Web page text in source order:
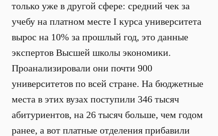
только уже в другой сфере: средний чек за
учебу на платном месте I курса университета
вырос на 10% за прошлый год, это данные
экспертов Высшей школы экономики.
Проанализировали они почти 900
университетов по всей стране. На бюджетные
места в этих вузах поступили 346 тысяч
абитуриентов, на 26 тысяч больше, чем годом
ранее, а вот платные отделения прибавили